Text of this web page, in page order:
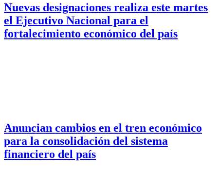
Nuevas designaciones realiza este martes
el Ejecutivo Nacional para el
fortalecimiento económico del país
Anuncian cambios en el tren económico
para la consolidación del sistema
financiero del país